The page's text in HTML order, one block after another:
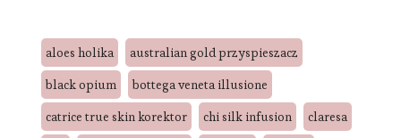
aloes holika
australian gold przyspieszacz
black opium
bottega veneta illusione
catrice true skin korektor
chi silk infusion
claresa